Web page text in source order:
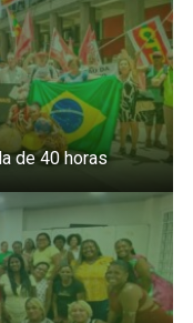
de 40 horas